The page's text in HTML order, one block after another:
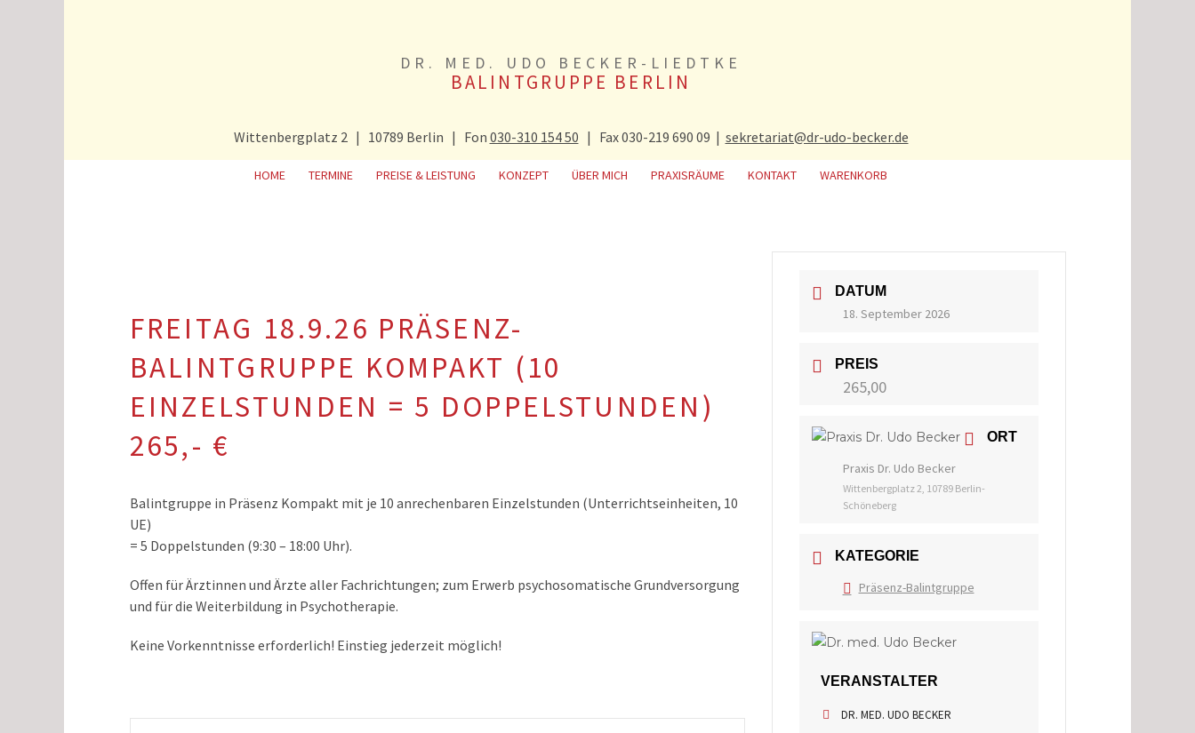
DR. MED. UDO BECKER-LIEDTKE
BALINTGRUPPE BERLIN
Wittenbergplatz 2 | 10789 Berlin | Fon 030-310 154 50 | Fax 030-219 690 09 | sekretariat@dr-udo-becker.de
HOME TERMINE PREISE & LEISTUNG KONZEPT ÜBER MICH PRAXISRÄUME KONTAKT WARENKORB
FREITAG 18.9.26 PRÄSENZ-
BALINTGRUPPE KOMPAKT (10
EINZELSTUNDEN = 5 DOPPELSTUNDEN)
265,- €
Balintgruppe in Präsenz Kompakt mit je 10 anrechenbaren Einzelstunden (Unterrichtseinheiten, 10
UE)
= 5 Doppelstunden (9:30 – 18:00 Uhr).
Offen für Ärztinnen und Ärzte aller Fachrichtungen; zum Erwerb psychosomatische Grundversorgung
und für die Weiterbildung in Psychotherapie.
Keine Vorkenntnisse erforderlich! Einstieg jederzeit möglich!
DATUM
18. September 2026
PREIS
265,00
ORT
Praxis Dr. Udo Becker
Wittenbergplatz 2, 10789 Berlin-
Schöneberg
KATEGORIE
Präsenz-Balintgruppe
VERANSTALTER
DR. MED. UDO BECKER